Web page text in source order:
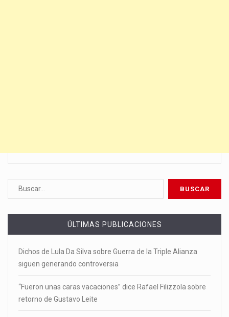
ÚLTIMAS PUBLICACIONES
Dichos de Lula Da Silva sobre Guerra de la Triple Alianza
siguen generando controversia
“Fueron unas caras vacaciones” dice Rafael Filizzola sobre
retorno de Gustavo Leite